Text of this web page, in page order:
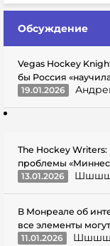
Обсуждение
Vegas Hockey
бы Россия
19.01.2026
The Hockey
проблемы
13.01.2026
В Монреале об
все элементы
11.01.2026